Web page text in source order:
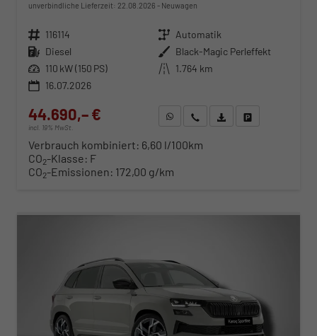
unverbindliche Lieferzeit: 22.08.2026 Neuwagen
Fahrzeugnr. 116114 Getriebe Automatik
Kraftstoff Diesel Außenfarbe Black-Magic Perleffekt
Leistung 110 kW (150 PS) Kilometerstand 1.764 km
16.07.2026
44.690,– €
incl. 19% MwSt.
WhatsApp anfragen
Wir rufen Sie anFahrzeugexposé (PDF)
Verbrauch kombiniert: 6,60 l/100km
CO2-Klasse: F
CO2-Emissionen: 172,00 g/km